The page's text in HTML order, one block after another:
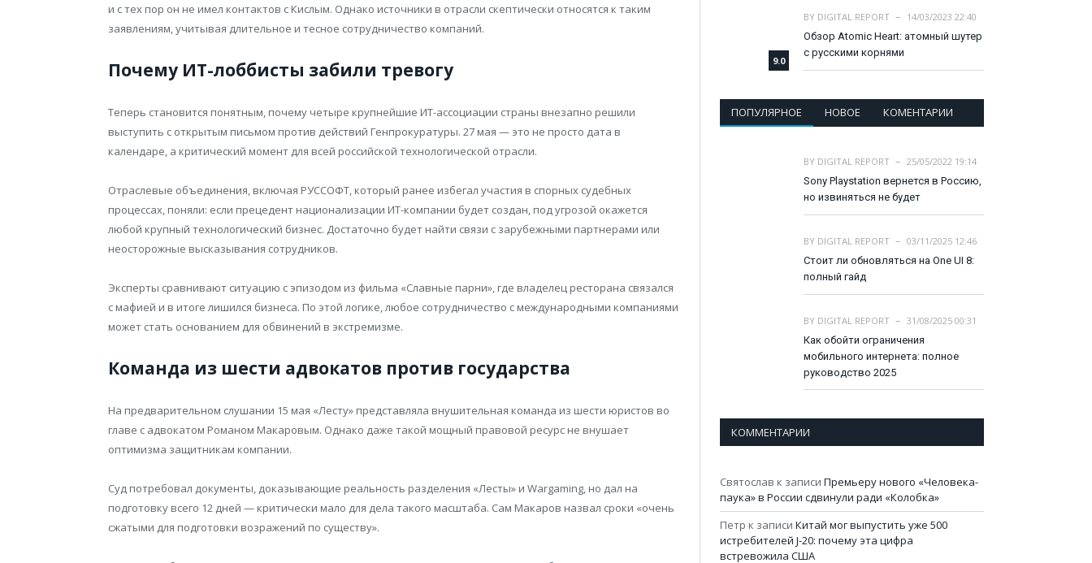
и с тех пор он не имел контактов с Кислым. Однако источники в отрасли скептически относятся к таким
заявлениям, учитывая длительное и тесное сотрудничество компаний.
Почему ИТ-лоббисты забили тревогу
Теперь становится понятным, почему четыре крупнейшие ИТ-ассоциации страны внезапно решили
выступить с открытым письмом против действий Генпрокуратуры. 27 мая — это не просто дата в
календаре, а критический момент для всей российской технологической отрасли.
Отраслевые объединения, включая РУССОФТ, который ранее избегал участия в спорных судебных
процессах, поняли: если прецедент национализации ИТ-компании будет создан, под угрозой окажется
любой крупный технологический бизнес. Достаточно будет найти связи с зарубежными партнерами или
неосторожные высказывания сотрудников.
Эксперты сравнивают ситуацию с эпизодом из фильма «Славные парни», где владелец ресторана связался
с мафией и в итоге лишился бизнеса. По этой логике, любое сотрудничество с международными компаниями
может стать основанием для обвинений в экстремизме.
Команда из шести адвокатов против государства
На предварительном слушании 15 мая «Лесту» представляла внушительная команда из шести юристов во
главе с адвокатом Романом Макаровым. Однако даже такой мощный правовой ресурс не внушает
оптимизма защитникам компании.
Суд потребовал документы, доказывающие реальность разделения «Лесты» и Wargaming, но дал на
подготовку всего 12 дней — критически мало для дела такого масштаба. Сам Макаров назвал сроки «очень
сжатыми для подготовки возражений по существу».
9.0
BY DIGITAL REPORT
14/03/2023 22:40
Обзор Atomic Heart: атомный шутер
с русскими корнями
ПОПУЛЯРНОЕ НОВОЕ КОМЕНТАРИИ
BY DIGITAL REPORT
25/05/2022 19:14
Sony Playstation вернется в Россию,
но извиняться не будет
BY DIGITAL REPORT
03/11/2025 12:46
Стоит ли обновляться на One UI 8:
полный гайд
BY DIGITAL REPORT
31/08/2025 00:31
Как обойти ограничения
мобильного интернета: полное
руководство 2025
КОММЕНТАРИИ
Святослав к записи Премьеру нового «Человека-
паука» в России сдвинули ради «Колобка»
Петр к записи Китай мог выпустить уже 500
истребителей J-20: почему эта цифра
встревожила США